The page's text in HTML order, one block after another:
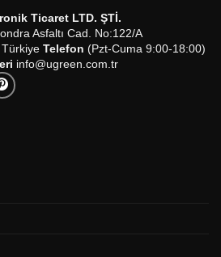
Ticaret LTD. ŞTİ.
Asfaltı Cad. No:122/A
Telefon (Pzt-Cuma 9:00-18:00)
info@ugreen.com.tr